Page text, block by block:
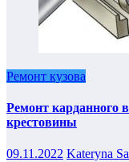
Ремонт кузова
Ремонт карданного
крестовины
09.11.2022 Kateryna